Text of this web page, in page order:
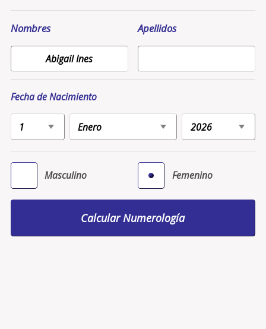
Nombres Apellidos
Fecha de Nacimiento
Masculino Femenino